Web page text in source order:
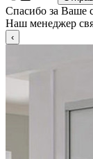
Спасибо за Ваше
Наш менеджер